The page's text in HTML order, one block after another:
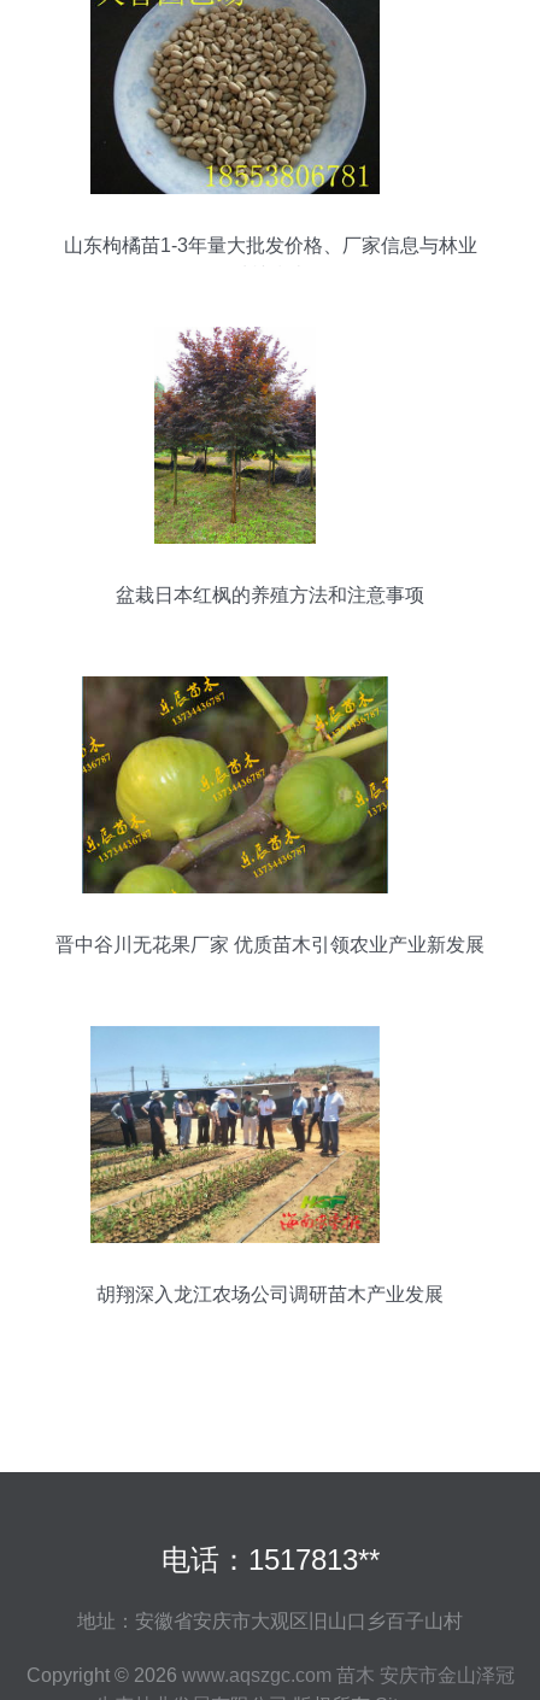
山东枸橘苗1-3年量大批发价格、厂家信息与林业
盆栽日本红枫的养殖方法和注意事项
晋中谷川无花果厂家 优质苗木引领农业产业新发展
胡翔深入龙江农场公司调研苗木产业发展
电话：1517813**
地址：安徽省安庆市大观区旧山口乡百子山村
Copyright © 2026 www.aqszgc.com 苗木 安庆市金山泽冠